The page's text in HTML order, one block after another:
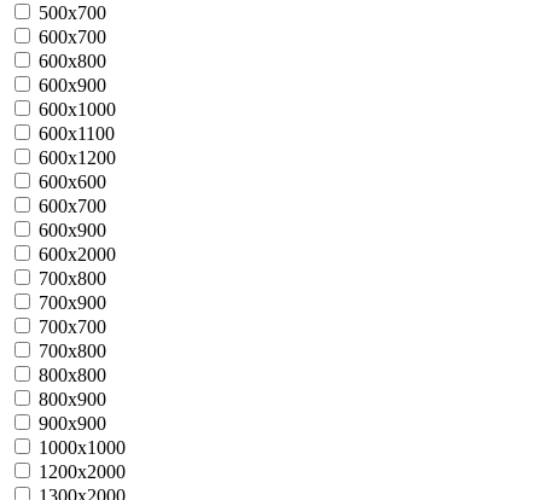
500х700
600x700
600x800
600x900
600x1000
600x1100
600x1200
600х600
600х700
600х900
600х2000
700x800
700x900
700х700
700х800
800х800
800х900
900х900
1000х1000
1200х2000
1300х2000